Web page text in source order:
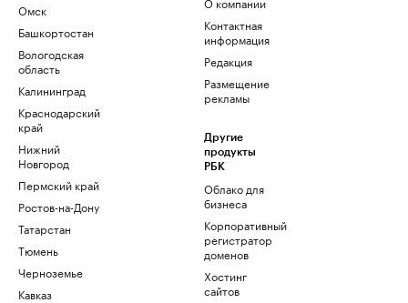
Омск
Башкортостан
Вологодская
область
Калининград
Краснодарский
край
Нижний
Новгород
Пермский край
Ростов-на-Дону
Татарстан
Тюмень
Черноземье
Кавказ
Контактная
информация
Редакция
Размещение
рекламы
Другие
продукты
РБК
Облако для
бизнеса
Корпоративный
регистратор
доменов
Хостинг
сайтов